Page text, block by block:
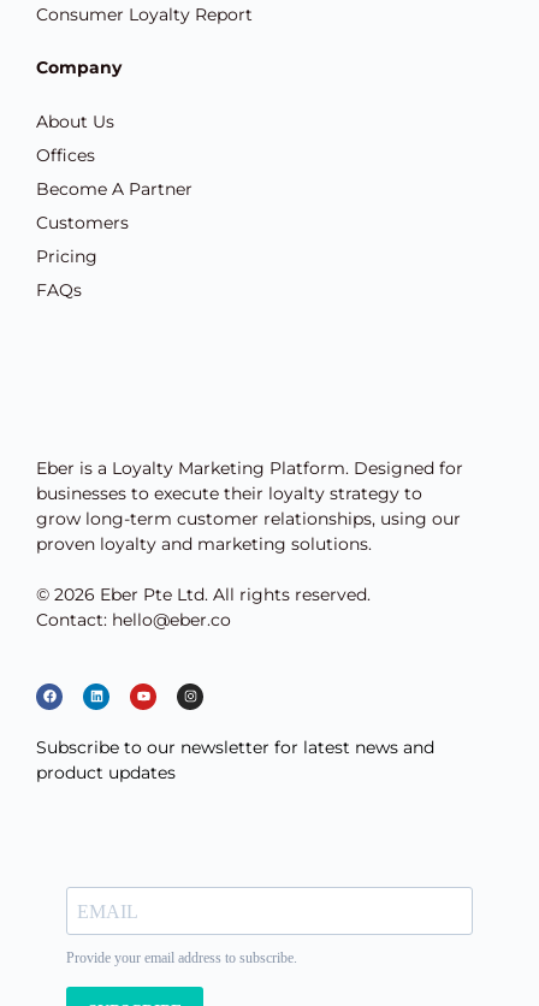
Consumer Loyalty Report
Company
About Us
Offices
Become A Partner
Customers
Pricing
FAQs
Eber is a Loyalty Marketing Platform. Designed for
businesses to execute their loyalty strategy to
grow long-term customer relationships, using our
proven loyalty and marketing solutions.
© 2026 Eber Pte Ltd. All rights reserved.
Contact: hello@eber.co
Subscribe to our newsletter for latest news and
product updates